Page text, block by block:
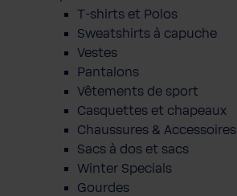
T-shirts et Polos
Sweatshirts à capuche
Vestes
Pantalons
Vêtements de sport
Casquettes et chapeaux
Chaussures & Accessoires
Sacs à dos et sacs
Winter Specials
Gourdes